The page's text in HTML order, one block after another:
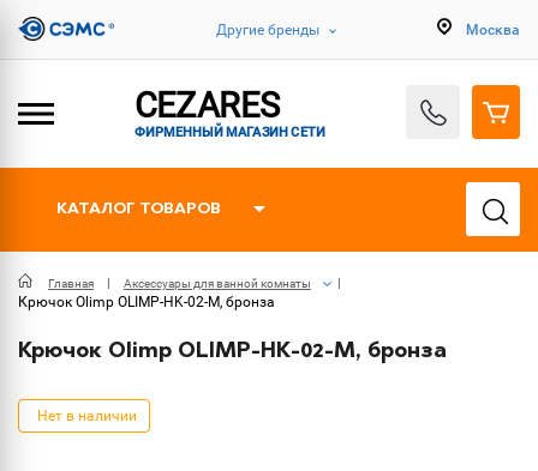
Другие бренды Москва
CEZARES
ФИРМЕННЫЙ МАГАЗИН СЕТИ
КАТАЛОГ ТОВАРОВ
Главная Аксессуары для ванной комнаты
Крючок Olimp OLIMP-HK-02-M, бронза
Крючок Olimp OLIMP-HK-02-M, бронза
Нет в наличии